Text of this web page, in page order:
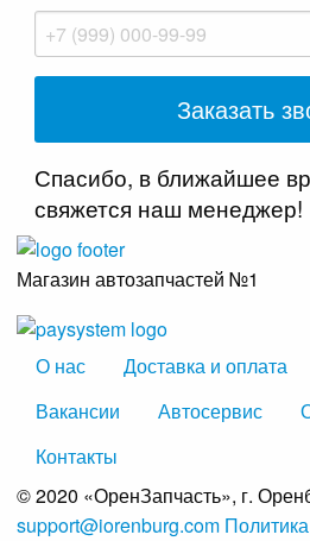
Спасибо, в ближайшее
свяжется наш менеджер!
Магазин автозапчастей №1
О нас Доставка и оплата
Вакансии
Автосервис
Контакты
© 2020 «ОренЗапчасть», г.
support@iorenburg.com